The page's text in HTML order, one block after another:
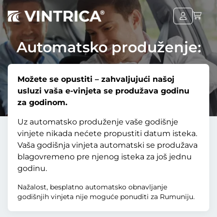
Automatsko produženje:
Možete se opustiti – zahvaljujući našoj
usluzi vaša e-vinjeta se produžava godinu
za godinom.
Uz automatsko produženje vaše godišnje
vinjete nikada nećete propustiti datum isteka.
Vaša godišnja vinjeta automatski se produžava
blagovremeno pre njenog isteka za još jednu
godinu.
Nažalost, besplatno automatsko obnavljanje
godišnjih vinjeta nije moguće ponuditi za Rumuniju.